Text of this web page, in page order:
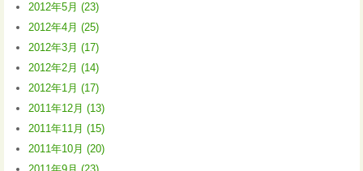
2012年5月 (23)
2012年4月 (25)
2012年3月 (17)
2012年2月 (14)
2012年1月 (17)
2011年12月 (13)
2011年11月 (15)
2011年10月 (20)